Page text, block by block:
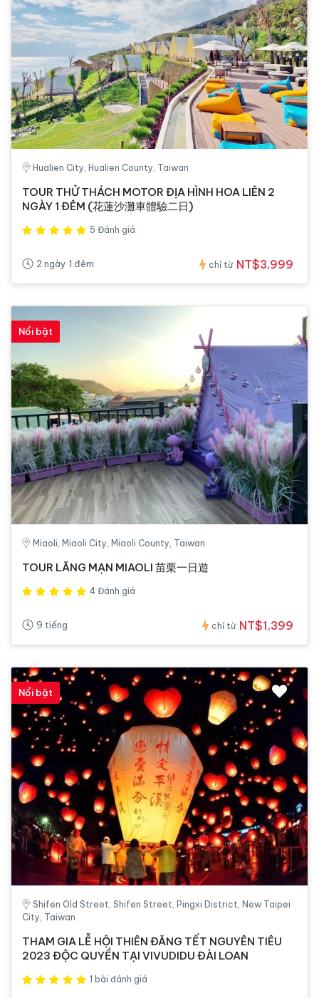
Hualien City, Hualien County, Taiwan
TOUR THỬ THÁCH MOTOR ĐỊA HÌNH HOA LIÊN 2
NGÀY 1 ĐÊM (花蓮沙灘車體驗二日)
5 Đánh giá
2 ngày 1 đêm chỉ từ NT$3,999
Nổi bật
Miaoli, Miaoli City, Miaoli County, Taiwan
TOUR LÃNG MẠN MIAOLI 苗栗一日遊
4 Đánh giá
9 tiếng chỉ từ NT$1,399
Nổi bật
Shifen Old Street, Shifen Street, Pingxi District, New Taipei
City, Taiwan
THAM GIA LỄ HỘI THIÊN ĐĂNG TẾT NGUYÊN TIÊU
2023 ĐỘC QUYỀN TẠI VIVUDIDU ĐÀI LOAN
1 bài đánh giá